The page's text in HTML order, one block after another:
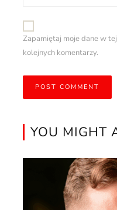
Zapamiętaj moje dane w
kolejnych komentarzy.
YOU MIGHT